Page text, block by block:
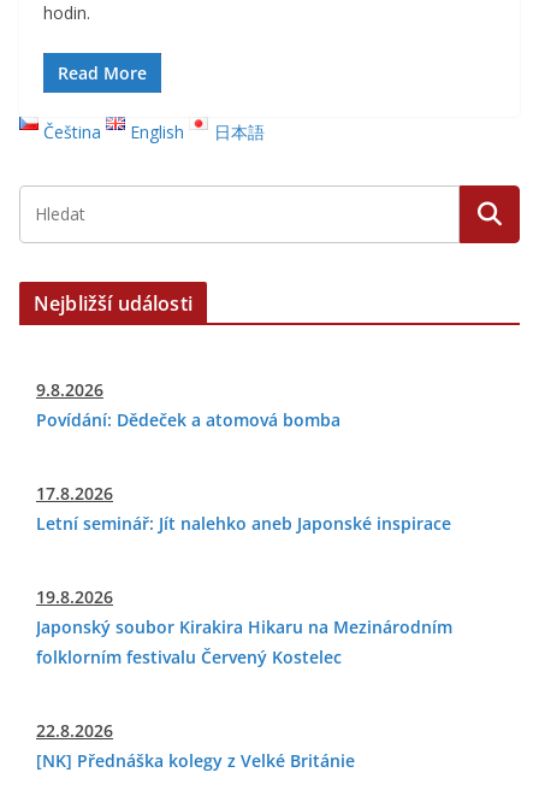
hodin.
Read More
Čeština English 日本語
Nejbližší události
9.8.2026
Povídání: Dědeček a atomová bomba
17.8.2026
Letní seminář: Jít nalehko aneb Japonské inspirace
19.8.2026
Japonský soubor Kirakira Hikaru na Mezinárodním
folklorním festivalu Červený Kostelec
22.8.2026
[NK] Přednáška kolegy z Velké Británie